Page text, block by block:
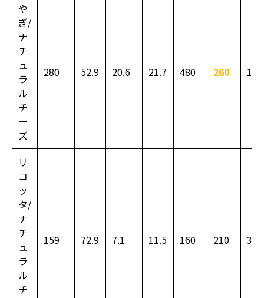
や
ぎ/
ナ
チ
ュ
ラ
ル
チ
ー
ズ
280 52.9 20.6 21.7 480 260 130
リ
コ
ッ
タ/
ナ
チ
ュ
ラ
ル
チ
159 72.9 7.1 11.5 160 210 340